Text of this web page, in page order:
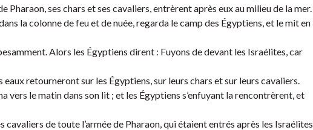
ses chars et ses cavaliers, entrèrent après eux au milieu de la mer.
la colonne de feu et de nuée, regarda le camp des Égyptiens, et le mit en
Alors les Égyptiens dirent : Fuyons de devant les Israélites, car
retourneront sur les Égyptiens, sur leurs chars et sur leurs cavaliers.
vers le matin dans son lit ; et les Égyptiens s’enfuyant la rencontrèrent, et
de toute l’armée de Pharaon, qui étaient entrés après les Israélites